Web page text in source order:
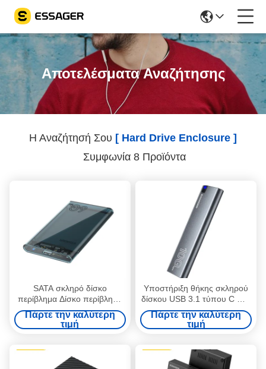
Αποτελέσματα Αναζήτησης
Η Αναζήτησή Σου [ Hard Drive Enclosure ]
Συμφωνία 8 Προϊόντα
SATA σκληρό δίσκο
περίβλημα Δίσκο περίβλημα
Διαφανές 2,5 ιντσών
Πάρτε την καλύτερη
τιμή
Υποστήριξη θήκης σκληρού
δίσκου USB 3.1 τύπου C M.2
SATA M.2 NVME PCIe
Πάρτε την καλύτερη
τιμή